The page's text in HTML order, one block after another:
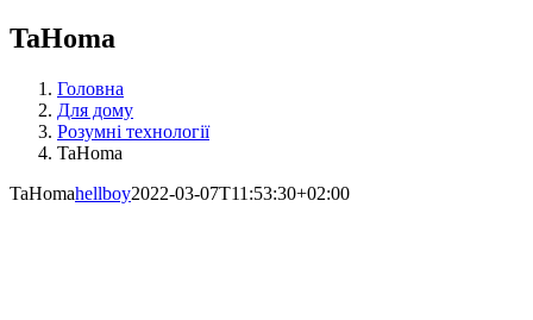
TaHoma
Головна
Для дому
Розумні технології
TaHoma
TaHomahellboy2022-03-07T11:53:30+02:00